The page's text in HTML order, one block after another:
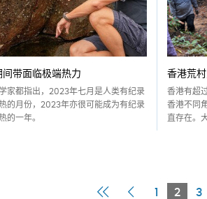
间带面临极端热力
家都指出，2023年七月是人类有纪录
的月份，2023年亦很可能成为有纪录
的一年。
香港荒
香港有超
香港不同
直存在。
FirstPrevious
1 2 3